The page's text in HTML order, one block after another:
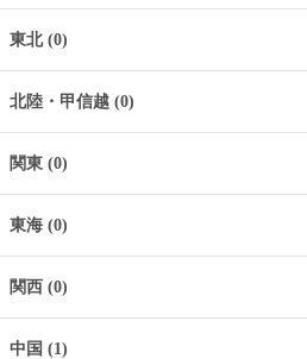
東北 (0)
北陸・甲信越 (0)
関東 (0)
東海 (0)
関西 (0)
中国 (1)